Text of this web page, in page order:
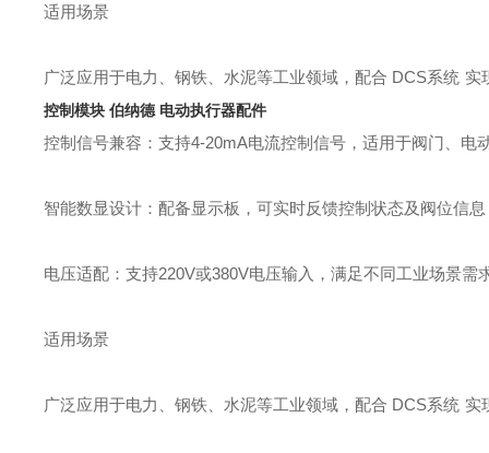
适用场景
广泛应用于电力、钢铁、水泥等工业领域，配合 DCS系统 实
控制模块 伯纳德 电动执行器配件
控制信号兼容‌：支持4-20mA电流控制信号，适用于阀门、电
智能数显设计‌：配备显示板，可实时反馈控制状态及阀位信
电压适配 ：支持220V或380V电压输入，满足不同工业场景需
适用场景
广泛应用于电力、钢铁、水泥等工业领域，配合 DCS系统 实